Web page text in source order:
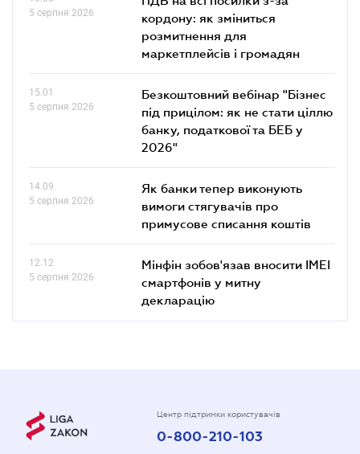
5 серпня 2026
кордону: як зміниться
розмитнення для
маркетплейсів і громадян
15.01
5 серпня 2026
Безкоштовний вебінар "Бізнес
під прицілом: як не стати ціллю
банку, податкової та БЕБ у
2026"
14.09
5 серпня 2026
Як банки тепер виконують
вимоги стягувачів про
примусове списання коштів
12.12
5 серпня 2026
Мінфін зобов'язав вносити IMEI
смартфонів у митну
декларацію
Центр підтримки користувачів
0-800-210-103